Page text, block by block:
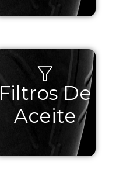
Filtros De
Aceite
Ver
Productos